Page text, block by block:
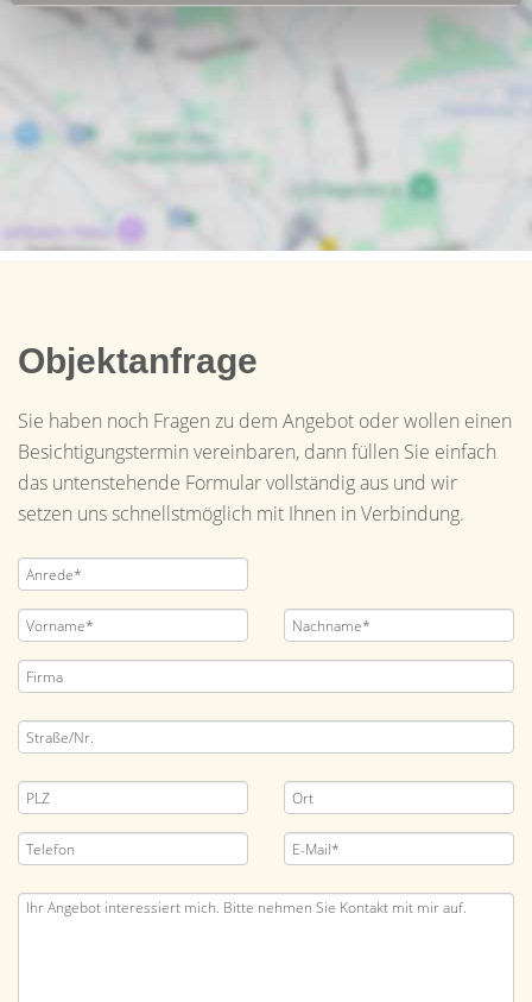
Objektanfrage
Sie haben noch Fragen zu dem Angebot oder wollen einen
Besichtigungstermin vereinbaren, dann füllen Sie einfach
das untenstehende Formular vollständig aus und wir
setzen uns schnellstmöglich mit Ihnen in Verbindung.